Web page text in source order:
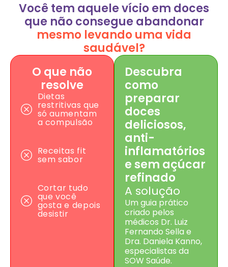
Você tem aquele vício em doces
que não consegue abandonar
mesmo levando uma vida
saudável?
O que não
resolve
Dietas
restritivas que
só aumentam
a compulsão
Receitas fit
sem sabor
Cortar tudo
que você
gosta e depois
desistir
Descubra
como
preparar
doces
deliciosos,
anti-
inflamatórios
e sem açúcar
refinado
A solução
Um guia prático
criado pelos
médicos Dr. Luiz
Fernando Sella e
Dra. Daniela Kanno,
especialistas da
SOW Saúde.